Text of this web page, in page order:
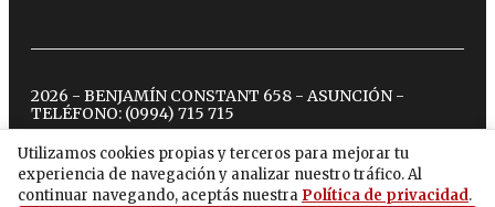
Utilizamos cookies propias y terceros para mejorar tu
experiencia de navegación y analizar nuestro tráfico. Al
continuar navegando, aceptás nuestra Política de privacidad.
2026 - BENJAMÍN CONSTANT 658 - ASUNCIÓN -
TELÉFONO: (0994) 715 715
twitterinstagram
facebook
tiktokyoutubespotify